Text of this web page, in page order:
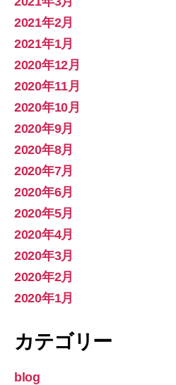
2021年2月
2021年1月
2020年12月
2020年11月
2020年10月
2020年9月
2020年8月
2020年7月
2020年6月
2020年5月
2020年4月
2020年3月
2020年2月
2020年1月
カテゴリー
blog